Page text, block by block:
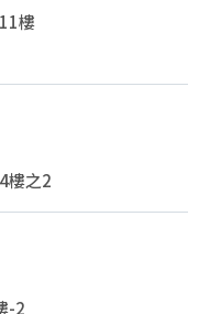
樓
樓之2
-2